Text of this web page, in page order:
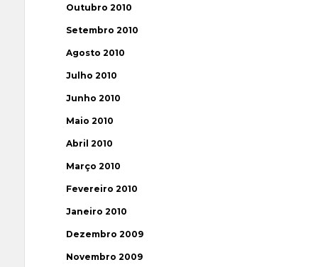
Outubro 2010
Setembro 2010
Agosto 2010
Julho 2010
Junho 2010
Maio 2010
Abril 2010
Março 2010
Fevereiro 2010
Janeiro 2010
Dezembro 2009
Novembro 2009